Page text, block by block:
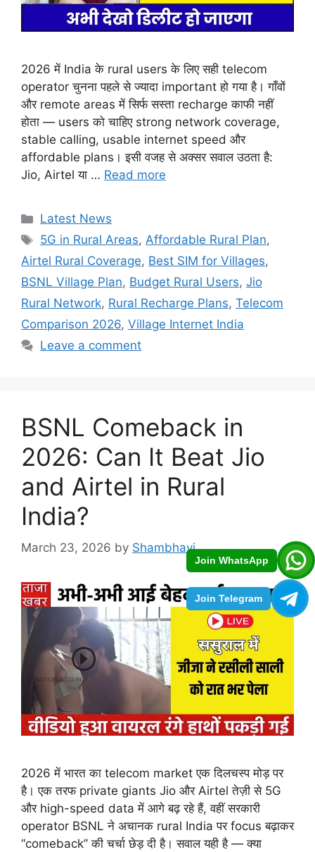
Join WhatsApp
Join Telegram
2026 में India के rural users के लिए सही telecom
operator चुनना पहले से ज्यादा important हो गया है। गाँवों
और remote areas में सिर्फ सस्ता recharge काफी नहीं
होता — users को चाहिए strong network coverage,
stable calling, usable internet speed और
affordable plans। इसी वजह से अक्सर सवाल उठता है:
Jio, Airtel या … Read more
Categories
Latest News
Tags
5G in Rural Areas,Affordable Rural Plan,
Airtel Rural Coverage, Best SIM for Villages,
BSNL Village Plan, Budget Rural Users, Jio
Rural Network, Rural Recharge Plans, Telecom
Comparison 2026, Village Internet India
Leave a comment
BSNL Comeback in
2026: Can It Beat Jio
and Airtel in Rural
India?
March 23, 2026 by Shambhavi
2026 में भारत का telecom market एक दिलचस्प मोड़ पर
है। एक तरफ private giants Jio और Airtel तेज़ी से 5G
और high-speed data में आगे बढ़ रहे हैं, वहीं सरकारी
operator BSNL ने अचानक rural India पर focus बढ़ाकर
“comeback” की चर्चा छेड़ दी है। सवाल यही है — क्या